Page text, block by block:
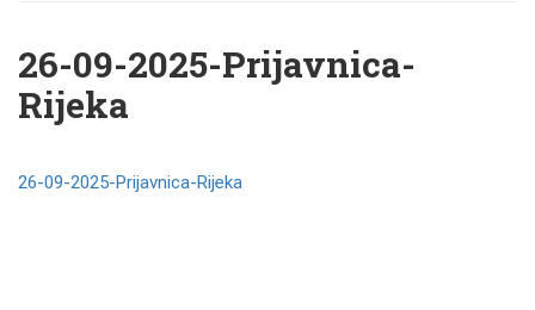
26-09-2025-Prijavnica-
Rijeka
26-09-2025-Prijavnica-Rijeka